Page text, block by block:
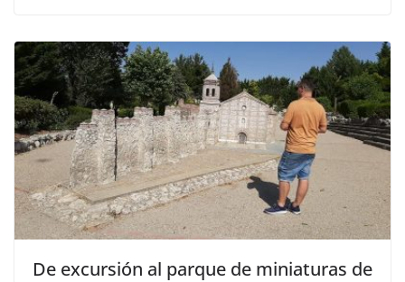
De excursión al parque de miniaturas de